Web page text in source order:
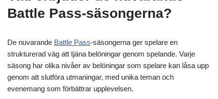
Battle Pass-säsongerna?
De nuvarande Battle Pass-säsongerna ger spelare en
strukturerad väg att tjäna belöningar genom spelande. Varje
säsong har olika nivåer av belöningar som spelare kan låsa upp
genom att slutföra utmaningar, med unika teman och
evenemang som förbättrar upplevelsen.